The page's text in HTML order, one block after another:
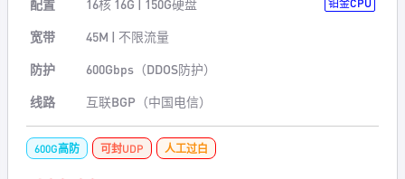
配置 16核 16G | 150G硬盘 铂金CPU
宽带
45M | 不限流量
防护
600Gbps（DDOS防护）
线路
互联BGP（中国电信）
600G高防 可封UDP 人工过白